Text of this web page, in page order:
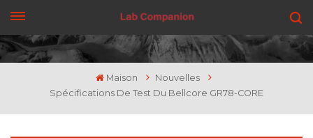
OBTENEZ UN DEVIS
Maison
Nouvelles
Spécifications De Test Du Bellcore GR78-CORE